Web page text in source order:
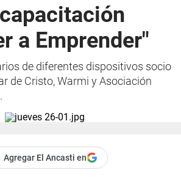
a Emprender"
de diferentes dispositivos socio
de Cristo, Warmi y Asociación
Agregar El Ancasti en